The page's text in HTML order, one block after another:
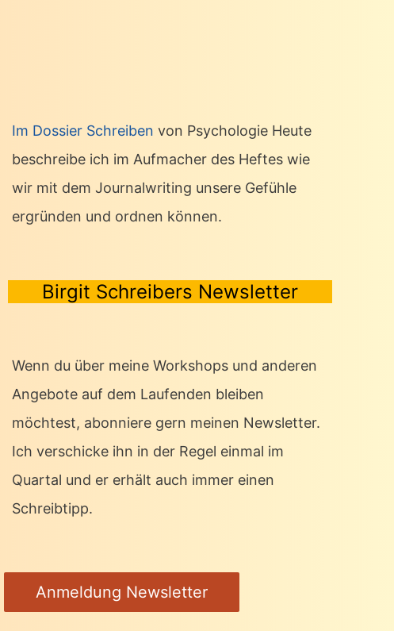
Im Dossier Schreiben von Psychologie Heute
beschreibe ich im Aufmacher des Heftes wie
wir mit dem Journalwriting unsere Gefühle
ergründen und ordnen können.
Birgit Schreibers Newsletter
Wenn du über meine Workshops und anderen
Angebote auf dem Laufenden bleiben
möchtest, abonniere gern meinen Newsletter.
Ich verschicke ihn in der Regel einmal im
Quartal und er erhält auch immer einen
Schreibtipp.
Anmeldung Newsletter